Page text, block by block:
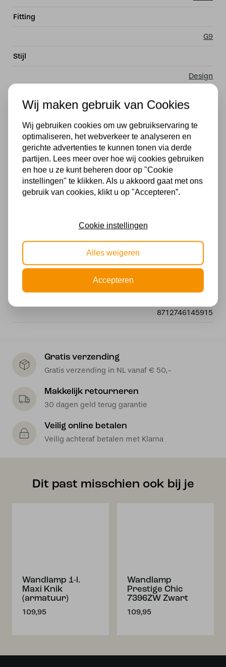
Fitting
G9
Stijl
Design
Merk
Steinhauer lampen
Dimbaar
1*60W
EAN
8712746145915
Gratis verzending
Gratis verzending in NL vanaf € 50,-
Makkelijk retourneren
30 dagen geld terug garantie
Veilig online betalen
Veilig achteraf betalen met Klarna
Dit past misschien ook bij je
Wandlamp 1-l.
Maxi Knik
(armatuur)
109,95
Wandlamp
Prestige Chic
7396ZW Zwart
109,95
Wij maken gebruik van Cookies
Wij gebruiken cookies om uw gebruikservaring te
optimaliseren, het webverkeer te analyseren en
gerichte advertenties te kunnen tonen via derde
partijen. Lees meer over hoe wij cookies gebruiken
en hoe u ze kunt beheren door op "Cookie
instellingen" te klikken. Als u akkoord gaat met ons
gebruik van cookies, klikt u op "Accepteren”.
Cookie instellingen
Alles weigeren
Accepteren